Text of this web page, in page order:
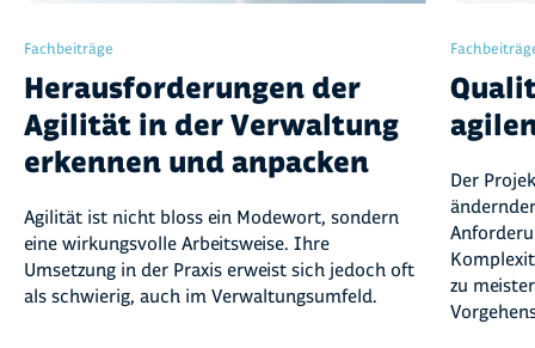
Fachbeiträge
Herausforderungen der
Agilität in der Verwaltung
erkennen und anpacken
Agilität ist nicht bloss ein Modewort, sondern
eine wirkungsvolle Arbeitsweise. Ihre
Umsetzung in der Praxis erweist sich jedoch oft
als schwierig, auch im Verwaltungsumfeld.
Der
zu